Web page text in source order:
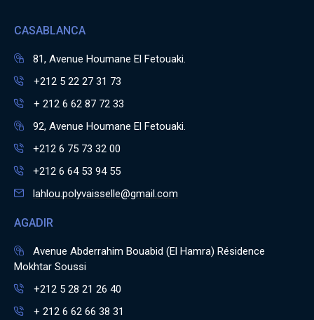
CASABLANCA
81, Avenue Houmane El Fetouaki.
+212 5 22 27 31 73
+ 212 6 62 87 72 33
92, Avenue Houmane El Fetouaki.
+212 6 75 73 32 00
+212 6 64 53 94 55
lahlou.polyvaisselle@gmail.com
AGADIR
Avenue Abderrahim Bouabid (El Hamra) Résidence
Mokhtar Soussi
+212 5 28 21 26 40
+ 212 6 62 66 38 31